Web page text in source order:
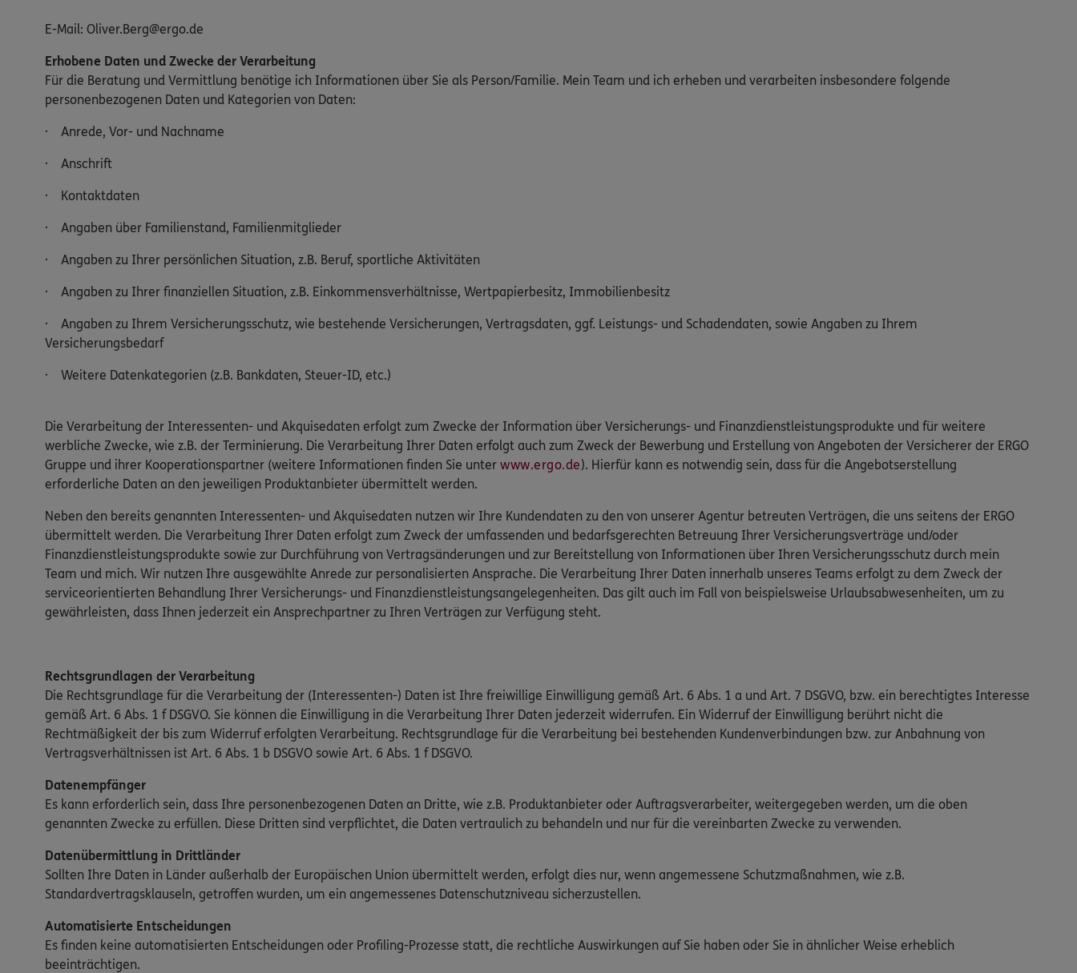
E-Mail: Oliver.Berg@ergo.de
Erhobene Daten und Zwecke der Verarbeitung
Für die Beratung und Vermittlung benötige ich Informationen über Sie als Person/Familie. Mein Team und ich erheben und verarbeiten insbesondere folgende
personenbezogenen Daten und Kategorien von Daten:
· Anrede, Vor- und Nachname
· Anschrift
· Kontaktdaten
· Angaben über Familienstand, Familienmitglieder
· Angaben zu Ihrer persönlichen Situation, z.B. Beruf, sportliche Aktivitäten
· Angaben zu Ihrer finanziellen Situation, z.B. Einkommensverhältnisse, Wertpapierbesitz, Immobilienbesitz
· Angaben zu Ihrem Versicherungsschutz, wie bestehende Versicherungen, Vertragsdaten, ggf. Leistungs- und Schadendaten, sowie Angaben zu Ihrem
Versicherungsbedarf
· Weitere Datenkategorien (z.B. Bankdaten, Steuer-ID, etc.)
Die Verarbeitung der Interessenten- und Akquisedaten erfolgt zum Zwecke der Information über Versicherungs- und Finanzdienstleistungsprodukte und für weitere
werbliche Zwecke, wie z.B. der Terminierung. Die Verarbeitung Ihrer Daten erfolgt auch zum Zweck der Bewerbung und Erstellung von Angeboten der Versicherer der ERGO
Gruppe und ihrer Kooperationspartner (weitere Informationen finden Sie unter www.ergo.de). Hierfür kann es notwendig sein, dass für die Angebotserstellung
erforderliche Daten an den jeweiligen Produktanbieter übermittelt werden.
Neben den bereits genannten Interessenten- und Akquisedaten nutzen wir Ihre Kundendaten zu den von unserer Agentur betreuten Verträgen, die uns seitens der ERGO
übermittelt werden. Die Verarbeitung Ihrer Daten erfolgt zum Zweck der umfassenden und bedarfsgerechten Betreuung Ihrer Versicherungsverträge und/oder
Finanzdienstleistungsprodukte sowie zur Durchführung von Vertragsänderungen und zur Bereitstellung von Informationen über Ihren Versicherungsschutz durch mein
Team und mich. Wir nutzen Ihre ausgewählte Anrede zur personalisierten Ansprache. Die Verarbeitung Ihrer Daten innerhalb unseres Teams erfolgt zu dem Zweck der
serviceorientierten Behandlung Ihrer Versicherungs- und Finanzdienstleistungsangelegenheiten. Das gilt auch im Fall von beispielsweise Urlaubsabwesenheiten, um zu
gewährleisten, dass Ihnen jederzeit ein Ansprechpartner zu Ihren Verträgen zur Verfügung steht.
Rechtsgrundlagen der Verarbeitung
Die Rechtsgrundlage für die Verarbeitung der (Interessenten-) Daten ist Ihre freiwillige Einwilligung gemäß Art. 6 Abs. 1 a und Art. 7 DSGVO, bzw. ein berechtigtes Interesse
gemäß Art. 6 Abs. 1 f DSGVO. Sie können die Einwilligung in die Verarbeitung Ihrer Daten jederzeit widerrufen. Ein Widerruf der Einwilligung berührt nicht die
Rechtmäßigkeit der bis zum Widerruf erfolgten Verarbeitung. Rechtsgrundlage für die Verarbeitung bei bestehenden Kundenverbindungen bzw. zur Anbahnung von
Vertragsverhältnissen ist Art. 6 Abs. 1 b DSGVO sowie Art. 6 Abs. 1 f DSGVO.
Datenempfänger
Es kann erforderlich sein, dass Ihre personenbezogenen Daten an Dritte, wie z.B. Produktanbieter oder Auftragsverarbeiter, weitergegeben werden, um die oben
genannten Zwecke zu erfüllen. Diese Dritten sind verpflichtet, die Daten vertraulich zu behandeln und nur für die vereinbarten Zwecke zu verwenden.
Datenübermittlung in Drittländer
Sollten Ihre Daten in Länder außerhalb der Europäischen Union übermittelt werden, erfolgt dies nur, wenn angemessene Schutzmaßnahmen, wie z.B.
Standardvertragsklauseln, getroffen wurden, um ein angemessenes Datenschutzniveau sicherzustellen.
Automatisierte Entscheidungen
Es finden keine automatisierten Entscheidungen oder Profiling-Prozesse statt, die rechtliche Auswirkungen auf Sie haben oder Sie in ähnlicher Weise erheblich
beeinträchtigen.